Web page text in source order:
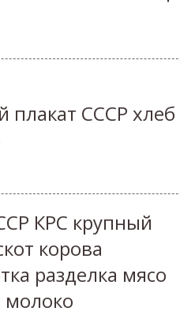
плакат СССР хлеб
КРС крупный
корова
разделка мясо
молоко